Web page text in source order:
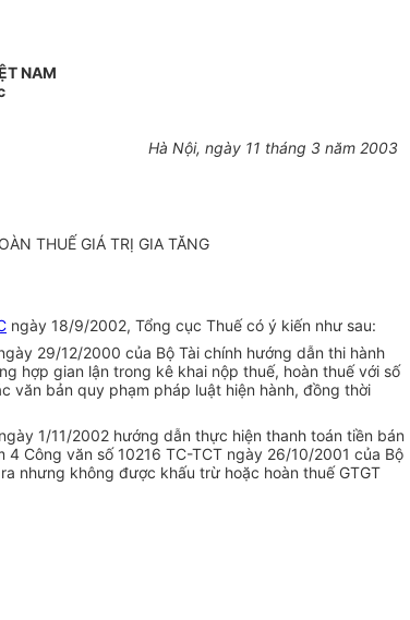
NAM
Hà Nội, ngày 11 tháng 3 năm 2003
THUẾ GIÁ TRỊ GIA TĂNG
ngày 18/9/2002, Tổng cục Thuế có ý kiến như sau:
29/12/2000 của Bộ Tài chính hướng dẫn thi hành
hợp gian lận trong kê khai nộp thuế, hoàn thuế với số
văn bản quy phạm pháp luật hiện hành, đồng thời
1/11/2002 hướng dẫn thực hiện thanh toán tiền bán
Công văn số 10216 TC-TCT ngày 26/10/2001 của Bộ
nhưng không được khấu trừ hoặc hoàn thuế GTGT